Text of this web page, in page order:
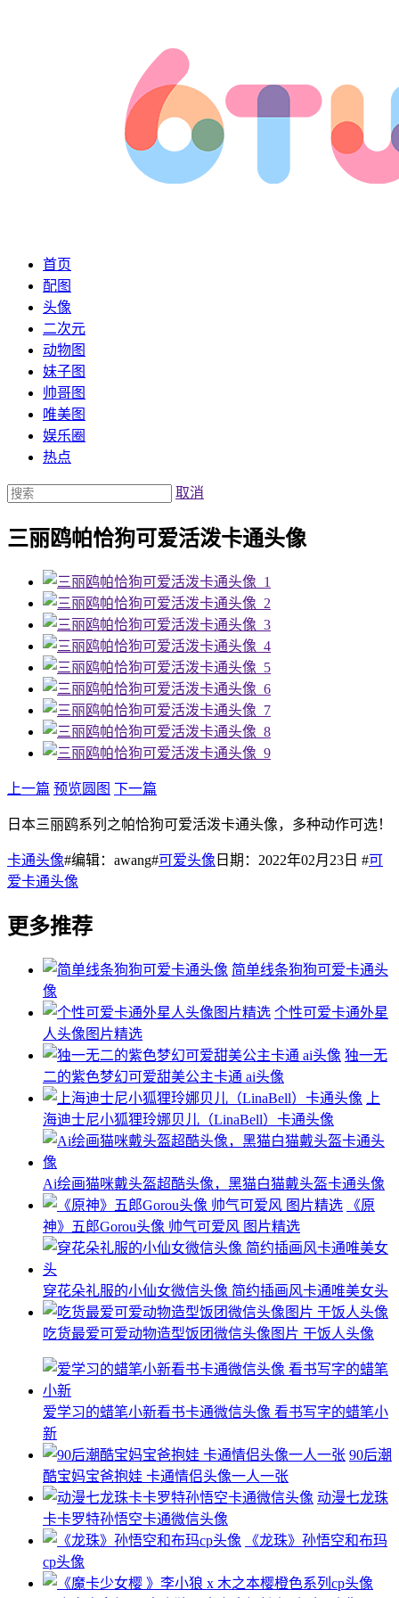
首页
配图
头像
二次元
动物图
妹子图
帅哥图
唯美图
娱乐圈
热点
取消
三丽鸥帕恰狗可爱活泼卡通头像
上一篇 预览圆图 下一篇
日本三丽鸥系列之帕恰狗可爱活泼卡通头像，多种动作可选！
卡通头像#编辑：awang#可爱头像 日期：2022年02月23日 #可
爱卡通头像
更多推荐
简单线条狗狗可爱卡通头
像
个性可爱卡通外星
人头像图片精选
独一无
二的紫色梦幻可爱甜美公主卡通 ai头像
上
海迪士尼小狐狸玲娜贝儿（LinaBell）卡通头像
Ai绘画猫咪戴头盔超酷头像，黑猫白猫戴头盔卡通头像
《原
神》五郎Gorou头像 帅气可爱风 图片精选
穿花朵礼服的小仙女微信头像 简约插画风卡通唯美女头
吃货最爱可爱动物造型饭团微信头像图片 干饭人头像
爱学习的蜡笔小新看书卡通微信头像 看书写字的蜡笔小
新
90后潮
酷宝妈宝爸抱娃 卡通情侣头像一人一张
动漫七龙珠
卡卡罗特孙悟空卡通微信头像
《龙珠》孙悟空和布玛
cp头像